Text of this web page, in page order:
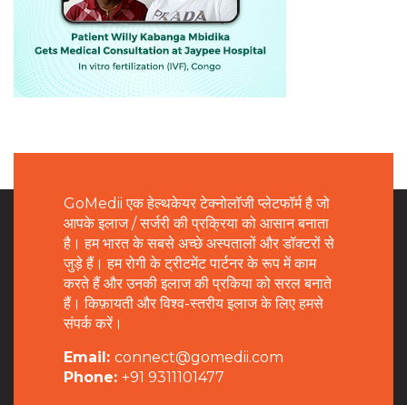
GoMedii एक हेल्थकेयर टेक्नोलॉजी प्लेटफॉर्म है जो
आपके इलाज / सर्जरी की प्रक्रिया को आसान बनाता
है। हम भारत के सबसे अच्छे अस्पतालों और डॉक्टरों से
जुड़े हैं। हम रोगी के ट्रीटमेंट पार्टनर के रूप में काम
करते हैं और उनकी इलाज की प्रकिया को सरल बनाते
हैं। किफ़ायती और विश्व-स्तरीय इलाज के लिए हमसे
संपर्क करें।
Email: connect@gomedii.com
Phone: +91 9311101477